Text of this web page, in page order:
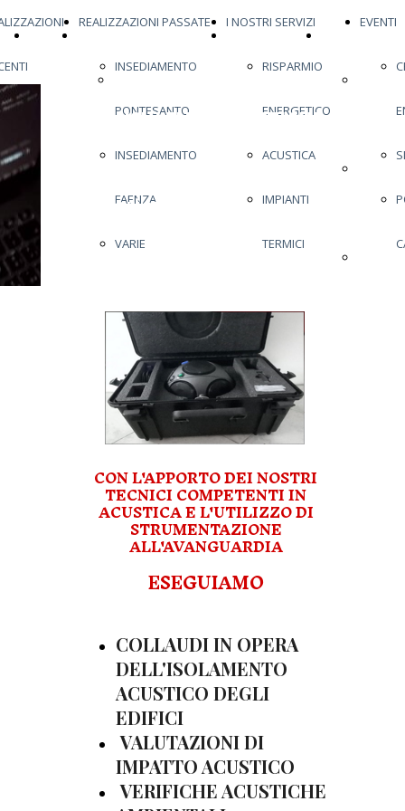
REALIZZAZIONI PASSATE
INSEDIAMENTO
PONTESANTO
INSEDIAMENTO
FAENZA
VARIE
I NOSTRI SERVIZI
RISPARMIO
ENERGETICO
ACUSTICA
IMPIANTI
TERMICI
EVENTI
CONSULENZE ACUSTICHE
esperienza al tuo
CON L'APPORTO DEI NOSTRI
TECNICI COMPETENTI IN
ACUSTICA E L'UTILIZZO DI
STRUMENTAZIONE
ALL'AVANGUARDIA
ESEGUIAMO
COLLAUDI IN OPERA
DELL'ISOLAMENTO
ACUSTICO DEGLI
EDIFICI
VALUTAZIONI DI
IMPATTO ACUSTICO
VERIFICHE ACUSTICHE